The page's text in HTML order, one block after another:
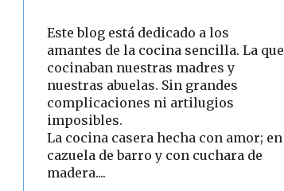
Este blog está dedicado a los
amantes de la cocina sencilla. La que
cocinaban nuestras madres y
nuestras abuelas. Sin grandes
complicaciones ni artilugios
imposibles.
La cocina casera hecha con amor; en
cazuela de barro y con cuchara de
madera....